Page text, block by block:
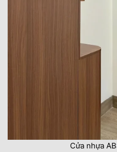
Cửa nhựa